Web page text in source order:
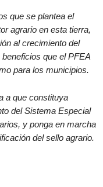
que se plantea el
agrario en esta tierra,
al crecimiento del
que el PFEA
para los municipios.
a que constituya
del Sistema Especial
y ponga en marcha
del sello agrario.